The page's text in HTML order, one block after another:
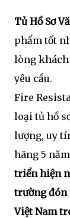
Tủ Hồ Sơ
phẩm tốt
lòng khách
yêu cầu.
Fire
loại tủ hồ
lượng, uy
hãng 5
triển hiện
trường đón
Việt Nam